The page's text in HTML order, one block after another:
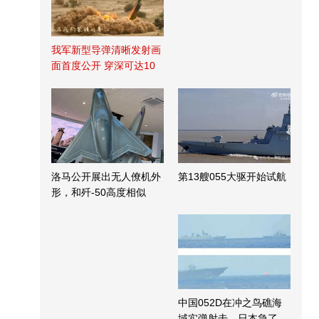
我军新型导弹清晰发射画
面首度公开 穿深可达10
洛马公开展出无人僚机外
形，和歼-50高度相似
第13艘055大驱开始试航
中国052D在冲之鸟礁海